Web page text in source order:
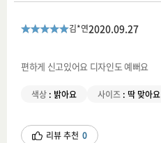
김*연2020.09.27
편하게 신고있어요 디자인도 예뻐요
색상 : 밝아요 사이즈 : 딱 맞아요
리뷰 추천 0